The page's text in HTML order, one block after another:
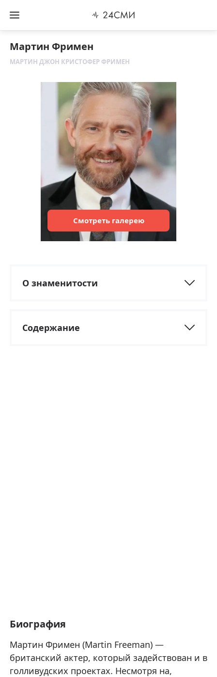
Мартин Фримен
МАРТИН ДЖОН КРИСТОФЕР ФРИМЕН
Смотреть галерею
О знаменитости
Содержание
Биография
Мартин Фримен (Martin Freeman) —
британский актер, который задействован и в
голливудских проектах. Несмотря на,